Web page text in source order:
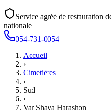
Service agréé de restauration
nationale
054-731-0054
Accueil
›
Cimetières
›
Sud
›
Var Shava Harashon